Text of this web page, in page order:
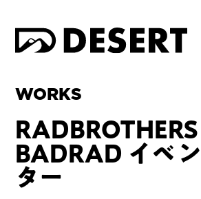
WORKS
RADBROTHERS
BADRAD イベ
ター